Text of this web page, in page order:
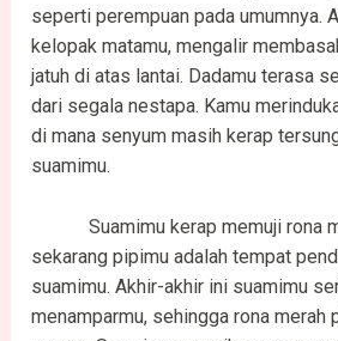
seperti perempuan pada umumnya.
kelopak matamu, mengalir
jatuh di atas lantai. Dadamu terasa
dari segala nestapa. Kamu
di mana senyum masih kerap
suamimu.
Suamimu kerap memuji rona
sekarang pipimu adalah tempat
suamimu. Akhir-akhir ini suamimu
menamparmu, sehingga rona merah